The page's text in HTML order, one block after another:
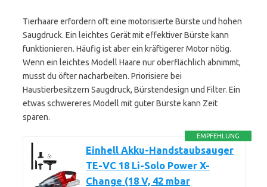
Tierhaare erfordern oft eine motorisierte Bürste und hohen
Saugdruck. Ein leichtes Gerät mit effektiver Bürste kann
funktionieren. Häufig ist aber ein kräftigerer Motor nötig.
Wenn ein leichtes Modell Haare nur oberflächlich abnimmt,
musst du öfter nacharbeiten. Priorisiere bei
Haustierbesitzern Saugdruck, Bürstendesign und Filter. Ein
etwas schwereres Modell mit guter Bürste kann Zeit
sparen.
EMPFEHLUNG
Einhell Akku-Handstaubsauger
TE-VC 18 Li-Solo Power X-
Change (18 V, 42 mbar